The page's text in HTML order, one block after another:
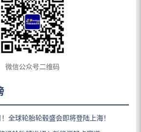
微信公众号二维码
全球轮胎轮毂盛会即将登陆上海！